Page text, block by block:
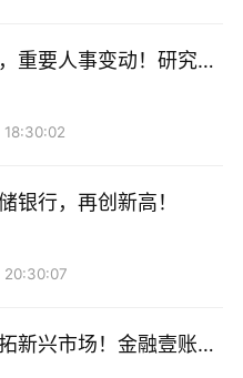
实践要求及其对公司发
划、周密组织如西柏坡
多样的红色基因传承教
，成功搭建起常态化、
度思想交流平台，不断
政治定力。同时，公司
使其与公司整体发展战
重要人事变动！研究所
银行，再创新高！
20:30:07
新兴市场！金融壹账通